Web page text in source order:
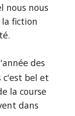
nous nous
fiction
des
c'est bel et
la course
dans